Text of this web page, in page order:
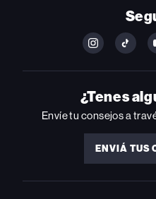
FOLLOW
ON
INSTAGRAM
ON
¿Tenes
Envíe tu consejos a
ENVIÁ TUS
ENVIÁ
CONSEJOS